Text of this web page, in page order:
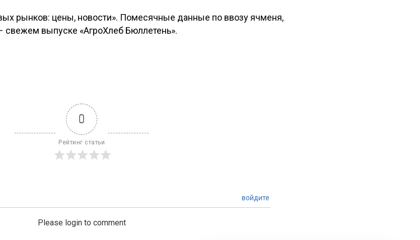
рынков: цены, новости». Помесячные данные по ввозу ячменя,
свежем выпуске «АгроХлеб Бюллетень».
0
Рейтинг статьи
войдите
Please login to comment